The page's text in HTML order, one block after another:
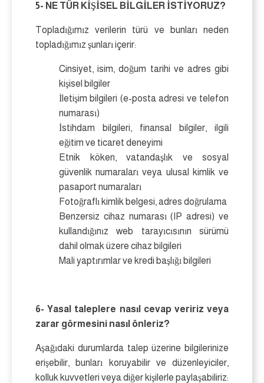
5- NE TÜR KİŞİSEL BİLGİLER İSTİYORUZ?
Topladığımız verilerin türü ve bunları neden
topladığımız şunları içerir:
Cinsiyet, isim, doğum tarihi ve adres gibi
kişisel bilgiler
İletişim bilgileri (e-posta adresi ve telefon
numarası)
İstihdam bilgileri, finansal bilgiler, ilgili
eğitim ve ticaret deneyimi
Etnik köken, vatandaşlık ve sosyal
güvenlik numaraları veya ulusal kimlik ve
pasaport numaraları
Fotoğraflı kimlik belgesi, adres doğrulama
Benzersiz cihaz numarası (IP adresi) ve
kullandığınız web tarayıcısının sürümü
dahil olmak üzere cihaz bilgileri
Mali yaptırımlar ve kredi başlığı bilgileri
6- Yasal taleplere nasıl cevap veririz veya
zarar görmesini nasıl önleriz?
Aşağıdaki durumlarda talep üzerine bilgilerinize
erişebilir, bunları koruyabilir ve düzenleyiciler,
kolluk kuvvetleri veya diğer kişilerle paylaşabiliriz: